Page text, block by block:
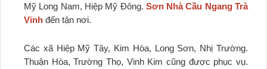
Mỹ Long Nam, Hiệp Mỹ Đông. Sơn Nhà Cầu Ngang Trà
Vinh đến tận nơi.
Các xã Hiệp Mỹ Tây, Kim Hòa, Long Sơn, Nhị Trường.
Thuận Hòa, Trường Thọ, Vinh Kim cũng được phục vụ.